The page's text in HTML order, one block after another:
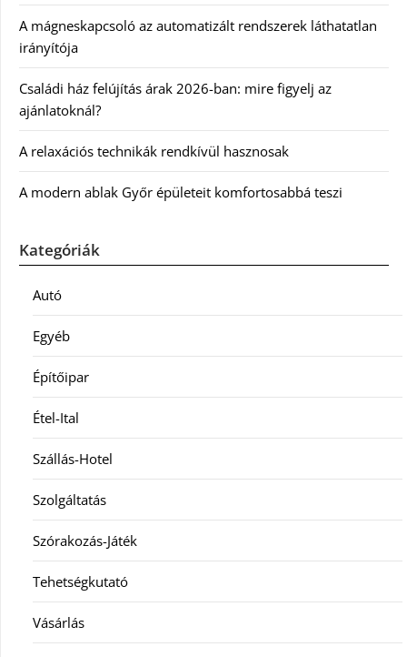
A mágneskapcsoló az automatizált rendszerek láthatatlan
irányítója
Családi ház felújítás árak 2026-ban: mire figyelj az
ajánlatoknál?
A relaxációs technikák rendkívül hasznosak
A modern ablak Győr épületeit komfortosabbá teszi
Kategóriák
Autó
Egyéb
Építőipar
Étel-Ital
Szállás-Hotel
Szolgáltatás
Szórakozás-Játék
Tehetségkutató
Vásárlás